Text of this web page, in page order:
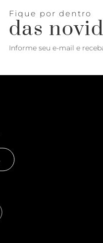
Fique por dentro
das
Informe seu e-mail e